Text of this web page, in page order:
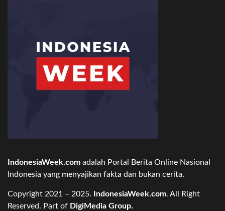
IndonesiaWeek.com adalah Portal Berita Online Nasional
Indonesia yang menyajikan fakta dan bukan cerita.
Copyright 2021 – 2025. IndonesiaWeek.com. All Right
Reserved. Part of DigiMedia Group.